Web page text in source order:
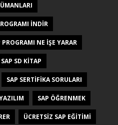
INDIR
PROGRAMI NE IŞE YARAR
SAP SD KITAP
SAP SERTIFIKA SORULARI
SAP ÖĞRENMEK
ÜCRETSIZ SAP EĞITIMI